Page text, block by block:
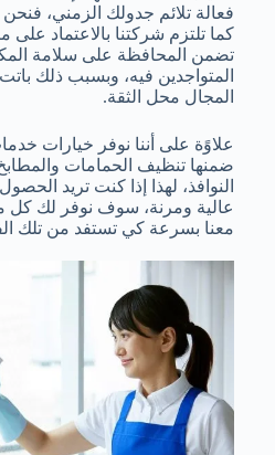
فعالة تلائم جدولك الزمني،
كما تلتزم شركتنا بالاعتماد على
تضمن المحافظة على سلامة
المتواجدين فيه، وبسبب ذلك
المجال محل الثقة.
علاوًة على أننا نوفر خيارات
ضمنها تنظيف الحمامات
النوافذ، لهذا إذا كنت تريد
عالية ومرنة، سوف نوفر لك كل
معنا بسرعة كي تستفد من تلك